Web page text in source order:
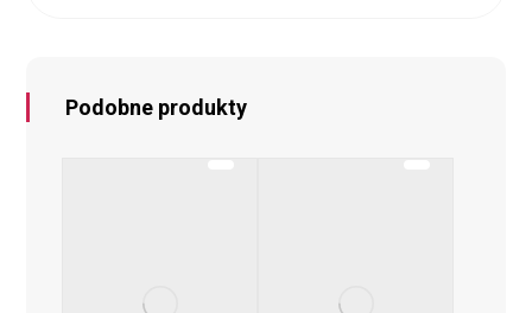
Podobne produkty